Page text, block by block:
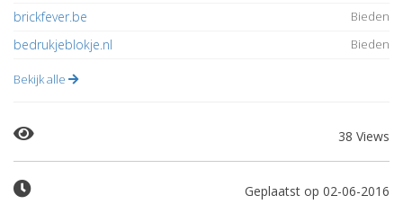
brickfever.be Bieden
bedrukjeblokje.nl Bieden
Bekijk alle
38 Views
Geplaatst op 02-06-2016